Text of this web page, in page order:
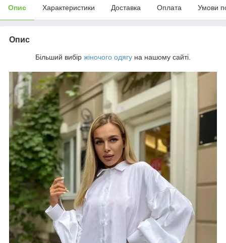
Опис Характеристики Доставка Оплата Умови
Опис
Більший вибір жіночого одягу на нашому сайті.